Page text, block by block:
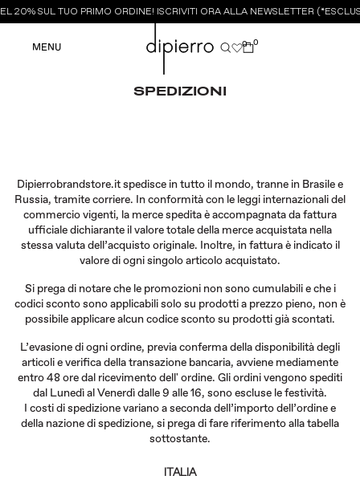
20% SUL TUO PRIMO ORDINE! ISCRIVITI ORA ALLA NEWSLETTER
MENU 0 0
SPEDIZIONI
Dipierrobrandstore.it spedisce in tutto il mondo, tranne in Brasile e
Russia, tramite corriere. In conformità con le leggi internazionali del
commercio vigenti, la merce spedita è accompagnata da fattura
ufficiale dichiarante il valore totale della merce acquistata nella
stessa valuta dell’acquisto originale. Inoltre, in fattura è indicato il
valore di ogni singolo articolo acquistato.
Si prega di notare che le promozioni non sono cumulabili e che i
codici sconto sono applicabili solo su prodotti a prezzo pieno, non è
possibile applicare alcun codice sconto su prodotti già scontati.
L’evasione di ogni ordine, previa conferma della disponibilità degli
articoli e verifica della transazione bancaria, avviene mediamente
entro 48 ore dal ricevimento dell' ordine. Gli ordini vengono spediti
dal Lunedì al Venerdì dalle 9 alle 16, sono escluse le festività.
I costi di spedizione variano a seconda dell’importo dell’ordine e
della nazione di spedizione, si prega di fare riferimento alla tabella
sottostante.
ITALIA